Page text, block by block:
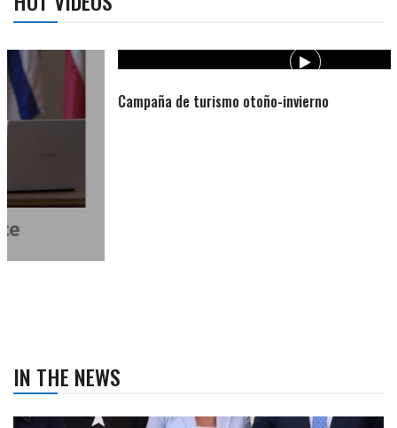
Campaña de turismo otoño-invierno
IN THE NEWS